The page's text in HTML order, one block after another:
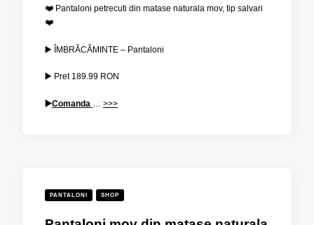
❤️ Pantaloni petrecuti din matase naturala mov, tip salvari
❤️
▶️ ÎMBRĂCĂMINTE – Pantaloni
▶️ Pret 189.99 RON
▶️Comanda … >>>
PANTALONI SHOP